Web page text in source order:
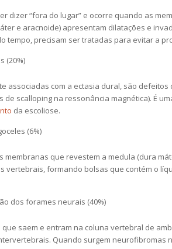
dizer “fora do lugar” e ocorre quando as
e aracnoide) apresentam dilatações e
tempo, precisam ser tratadas para evitar a
(20%)
associadas com a ectasia dural, são
de scalloping na ressonância magnética). É
da escoliose.
(6%)
membranas que revestem a medula (dura
vertebrais, formando bolsas que contém o
dos forames neurais (40%)
que saem e entram na coluna vertebral de
Quando surgem neurofibromas